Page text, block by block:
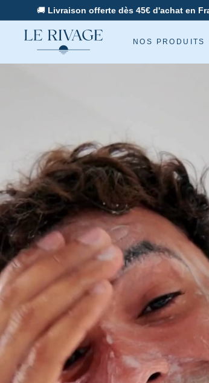
au
contenu
🚚 Livraison offerte dès 45€ d'achat en
L
e
e
NOS PRODUITS